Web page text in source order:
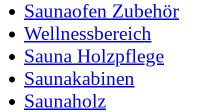
Saunaofen Zubehör
Wellnessbereich
Sauna Holzpflege
Saunakabinen
Saunaholz